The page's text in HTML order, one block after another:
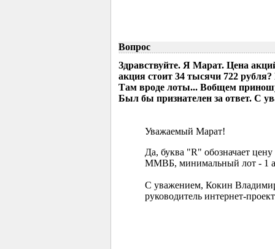
Вопрос
Здравствуйте. Я Марат. Цена
акция стоит 34 тысячи 722
Там вроде лоты... Вобщем
Был бы признателен за ответ. С
Уважаемый Марат!
Да, буква "R" обозначает
ММВБ, минимальный лот - 1
С уважением, Кокин
руководитель интернет-